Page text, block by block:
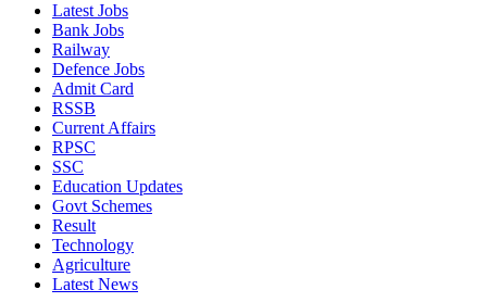
Latest Jobs
Bank Jobs
Railway
Defence Jobs
Admit Card
RSSB
Current Affairs
RPSC
SSC
Education Updates
Govt Schemes
Result
Technology
Agriculture
Latest News